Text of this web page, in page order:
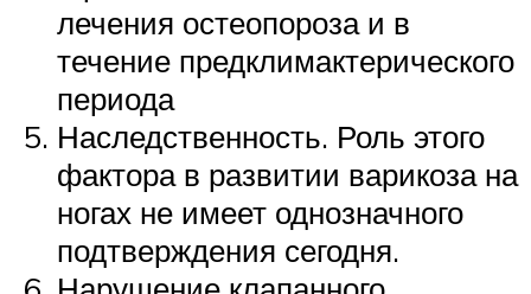
лечения остеопороза и в
течение предклимактерического
периода
Наследственность. Роль этого
фактора в развитии варикоза на
ногах не имеет однозначного
подтверждения сегодня.